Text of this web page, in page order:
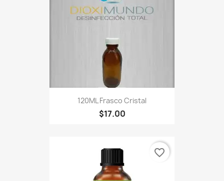
120ML Frasco Cristal
$17.00
favorite_border